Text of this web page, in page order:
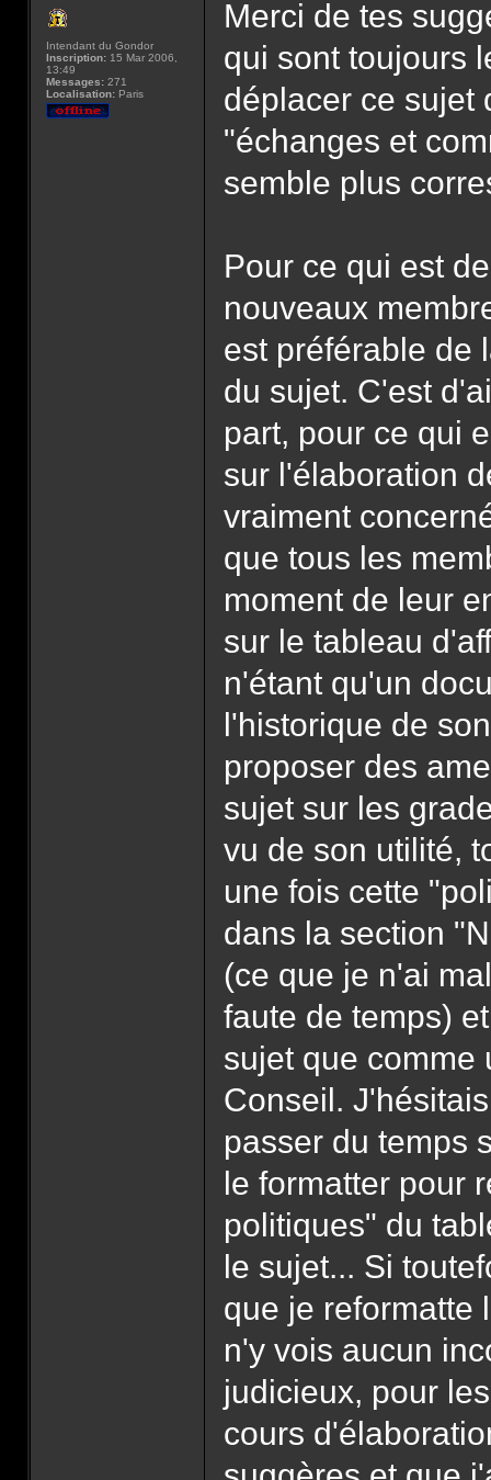
Intendant du Gondor
Inscription: 15 Mar 2006,
13:49
Messages: 271
Localisation: Paris
Merci de tes
qui sont toujours
déplacer ce sujet
"échanges et
semble plus
Pour ce qui est
nouveaux
est préférable de
du sujet. C'est
part, pour ce qui
sur l'élaboration
vraiment
que tous les
moment de leur
sur le tableau
n'étant qu'un
l'historique de
proposer des
sujet sur les
vu de son utilité,
une fois cette
dans la section
(ce que je n'ai
faute de temps)
sujet que comme
Conseil.
passer du temps
le formatter pour
politiques" du
le sujet... Si
que je reformatte
n'y vois aucun
judicieux, pour
cours